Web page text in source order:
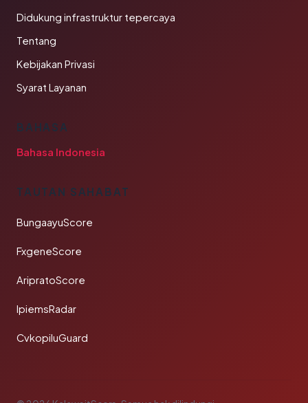
Didukung infrastruktur tepercaya
Tentang
Kebijakan Privasi
Syarat Layanan
BAHASA
Bahasa Indonesia
TAUTAN SAHABAT
BungaayuScore
FxgeneScore
AripratoScore
IpiemsRadar
CvkopiluGuard